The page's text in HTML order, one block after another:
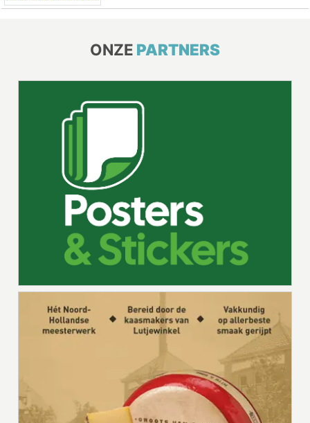
ONZE PARTNERS